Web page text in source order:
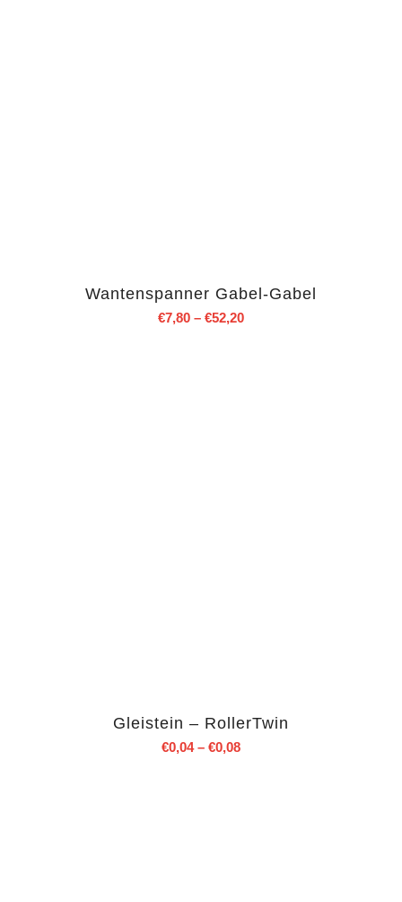
Wantenspanner Gabel-Gabel
€7,80– €52,20
Gleistein – RollerTwin
€0,04– €0,08